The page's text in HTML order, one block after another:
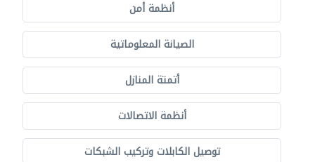
أنظمة أمن
الصيانة المعلوماتية
أتمتة المنازل
أنظمة الاتصالات
توصيل الكابلات وتركيب الشبكات